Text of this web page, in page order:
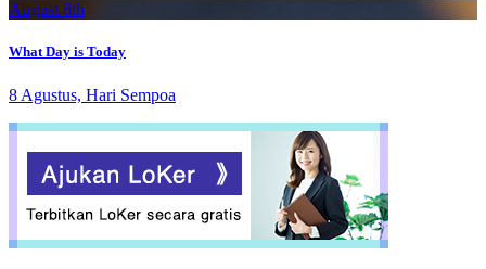
August 8th
What Day is Today
8 Agustus, Hari Sempoa